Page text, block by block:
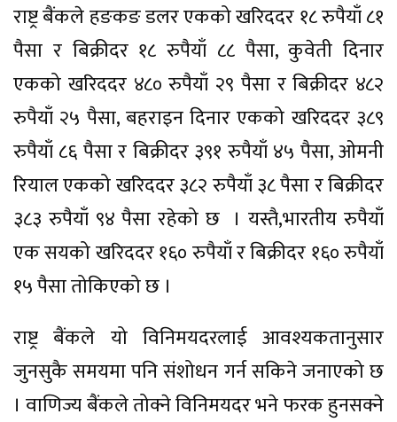
राष्ट्र बैंकले हङकङ डलर एकको खरिददर १८ रुपैयाँ ८१
पैसा र बिक्रीदर १८ रुपैयाँ ८८ पैसा, कुवेती दिनार
एकको खरिददर ४८० रुपैयाँ २९ पैसा र बिक्रीदर ४८२
रुपैयाँ २५ पैसा, बहराइन दिनार एकको खरिददर ३८९
रुपैयाँ ८६ पैसा र बिक्रीदर ३९१ रुपैयाँ ४५ पैसा, ओमनी
रियाल एकको खरिददर ३८२ रुपैयाँ ३८ पैसा र बिक्रीदर
३८३ रुपैयाँ ९४ पैसा रहेको छ । यस्तै,भारतीय रुपैयाँ
एक सयको खरिददर १६० रुपैयाँ र बिक्रीदर १६० रुपैयाँ
१५ पैसा तोकिएको छ ।
राष्ट्र बैंकले यो विनिमयदरलाई आवश्यकतानुसार
जुनसुकै समयमा पनि संशोधन गर्न सकिने जनाएको छ
। वाणिज्य बैंकले तोक्ने विनिमयदर भने फरक हुनसक्ने